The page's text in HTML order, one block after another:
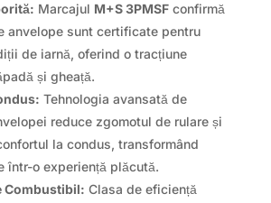
Marcajul M+S 3PMSFconfirmă
anvelope sunt certificate pentru
de iarnă, oferind o tracțiune
și gheață.
Tehnologia avansată de
reduce zgomotul de rulare și
la condus, transformând
într-o experiență plăcută.
Combustibil: Clasa de eficiență